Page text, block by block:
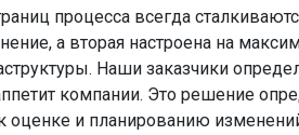
процесса всегда
а вторая настроена на
Наши заказчики
компании. Это решение
оценке и планированию